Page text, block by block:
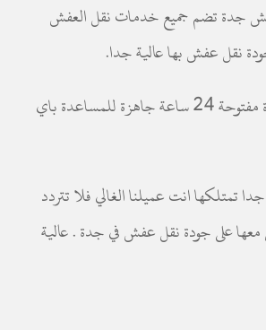
جدة تضم جميع خدمات نقل العفش
نقل عفش بها عالية جدا.
شركة نقل عفش جدة مفتوحة 24 ساعة جاهزة للمساعدة باي
تمتلكها انت عميلنا الغالي فلا تتردد
على جودة نقل عفش في جدة . عالية